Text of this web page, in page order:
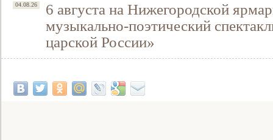
04.08.26
6 августа на Нижегородской
музыкально-поэтический
царской России»